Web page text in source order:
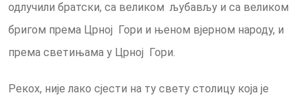
одлучили братски, са великом љубављу и са великом
бригом према Црној Гори и њеном вјерном народу, и
према светињама у Црној Гори.
Рекох, није лако сјести на ту свету столицу која је